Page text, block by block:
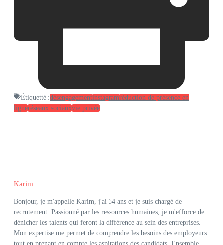
Étiquetté :désengagementinstagramréduction de présence en
ligneréseaux sociauxvie privée
Karim
Bonjour, je m'appelle Karim, j'ai 34 ans et je suis chargé de
recrutement. Passionné par les ressources humaines, je m'efforce de
dénicher les talents qui feront la différence au sein des entreprises.
Mon expertise me permet de comprendre les besoins des employeurs
tout en prenant en compte les aspirations des candidats. Ensemble,